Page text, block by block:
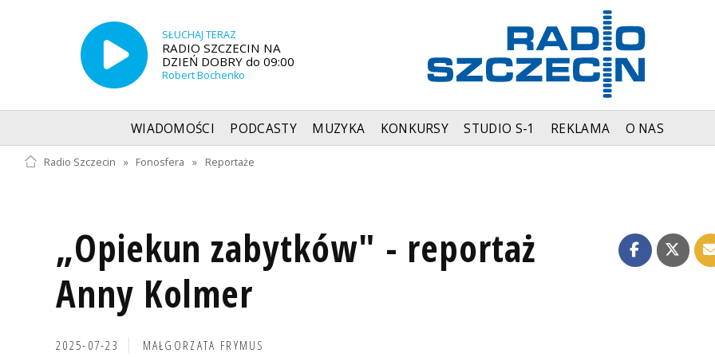
SŁUCHAJ TERAZ
RADIO SZCZECIN NA
DZIEŃ DOBRY do 09:00
Robert Bochenko
WIADOMOŚCI PODCASTY MUZYKA KONKURSY STUDIO S-1 REKLAMA O NAS
Radio Szczecin » Fonosfera » Reportaże
„Opiekun zabytków" - reportaż
Anny Kolmer
2025-07-23 MAŁGORZATA FRYMUS